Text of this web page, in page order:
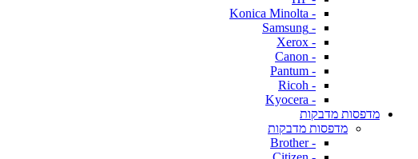
- Konica Minolta
- Samsung
- Xerox
- Canon
- Pantum
- Ricoh
- Kyocera
מדפסות מדבקות
מדפסות מדבקות
- Brother